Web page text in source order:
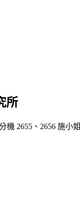
所
機 2655、2656 施小姐